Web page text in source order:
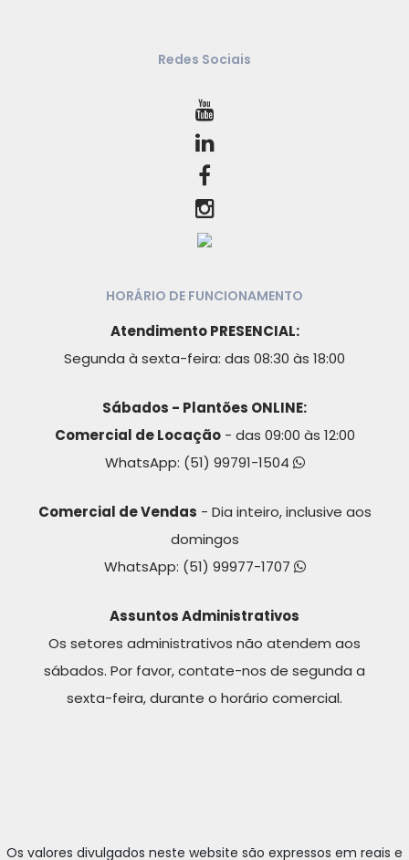
Redes Sociais
HORÁRIO DE FUNCIONAMENTO
Atendimento PRESENCIAL:
Segunda à sexta-feira: das 08:30 às 18:00
Sábados - Plantões ONLINE:
Comercial de Locação- das 09:00 às 12:00
WhatsApp: (51) 99791-1504
Comercial de Vendas - Dia inteiro, inclusive aos
domingos
WhatsApp: (51) 99977-1707
Assuntos Administrativos
Os setores administrativos não atendem aos
sábados. Por favor, contate-nos de segunda a
sexta-feira, durante o horário comercial.
Os valores divulgados neste website são expressos em reais e